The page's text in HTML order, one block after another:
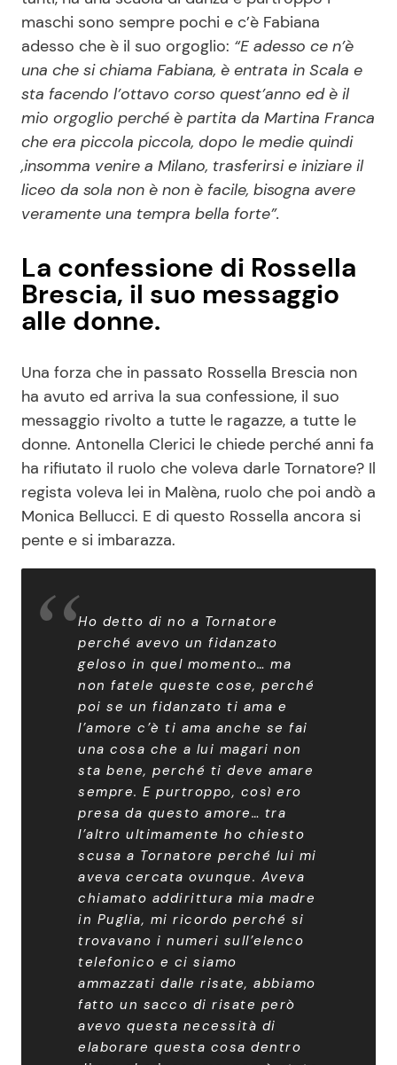
maschi sono sempre pochi e c’è Fabiana
adesso che è il suo orgoglio: “E adesso ce n’è
una che si chiama Fabiana, è entrata in Scala e
sta facendo l’ottavo corso quest’anno ed è il
mio orgoglio perché è partita da Martina Franca
che era piccola piccola, dopo le medie quindi
,insomma venire a Milano, trasferirsi e iniziare il
liceo da sola non è non è facile, bisogna avere
veramente una tempra bella forte”.
La confessione di Rossella
Brescia, il suo messaggio
alle donne.
Una forza che in passato Rossella Brescia non
ha avuto ed arriva la sua confessione, il suo
messaggio rivolto a tutte le ragazze, a tutte le
donne. Antonella Clerici le chiede perché anni fa
ha rifiutato il ruolo che voleva darle Tornatore? Il
regista voleva lei in Malèna, ruolo che poi andò a
Monica Bellucci. E di questo Rossella ancora si
pente e si imbarazza.
Ho detto di no a Tornatore
perché avevo un fidanzato
geloso in quel momento… ma
non fatele queste cose, perché
poi se un fidanzato ti ama e
l’amore c’è ti ama anche se fai
una cosa che a lui magari non
sta bene, perché ti deve amare
sempre. E purtroppo, così ero
presa da questo amore… tra
l’altro ultimamente ho chiesto
scusa a Tornatore perché lui mi
aveva cercata ovunque. Aveva
chiamato addirittura mia madre
in Puglia, mi ricordo perché si
trovavano i numeri sull’elenco
telefonico e ci siamo
ammazzati dalle risate, abbiamo
fatto un sacco di risate però
avevo questa necessità di
elaborare questa cosa dentro